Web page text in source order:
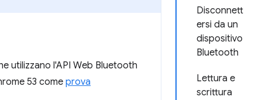
Disconnett
ersi da un
dispositivo
Bluetooth
Lettura e
scrittura
utilizzano l'API Web Bluetooth
53 come prova